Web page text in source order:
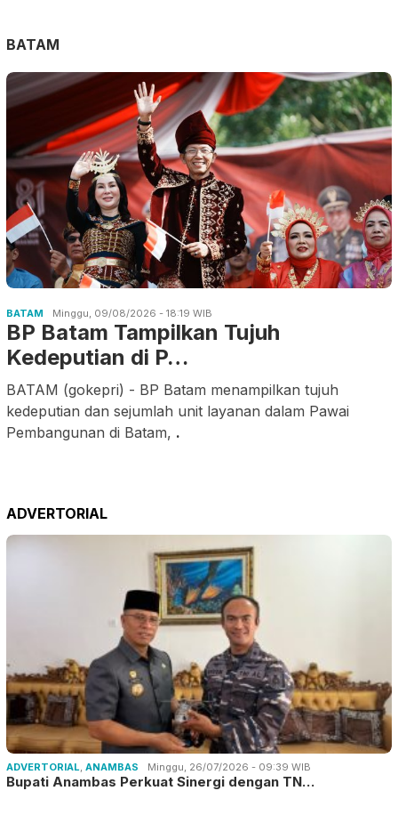
BATAM
BATAM Minggu, 09/08/2026 - 18:19 WIB
BP Batam Tampilkan Tujuh
Kedeputian di P…
BATAM (gokepri) - BP Batam menampilkan tujuh
kedeputian dan sejumlah unit layanan dalam Pawai
Pembangunan di Batam, .
ADVERTORIAL
ADVERTORIAL, ANAMBAS Minggu, 26/07/2026 - 09:39 WIB
Bupati Anambas Perkuat Sinergi dengan TN…